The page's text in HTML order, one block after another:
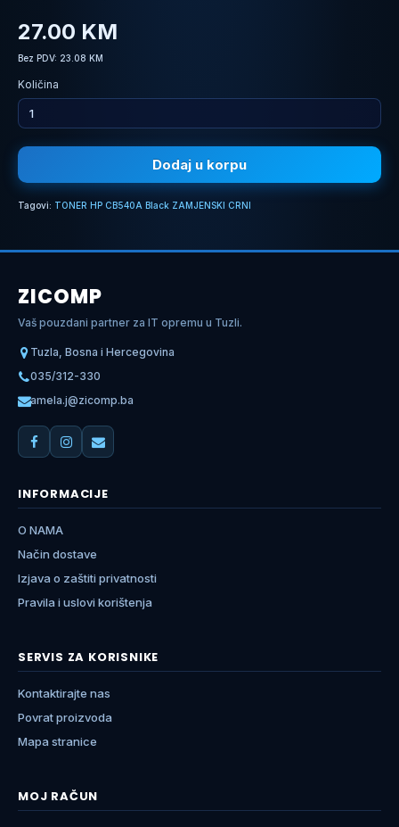
27.00 KM
Bez PDV: 23.08 KM
Količina
Dodaj u korpu
Tagovi: TONER HP CB540A Black ZAMJENSKI CRNI
ZICOMP
Vaš pouzdani partner za IT opremu u Tuzli.
Tuzla, Bosna i Hercegovina
035/312-330
amela.j@zicomp.ba
INFORMACIJE
O NAMA
Način dostave
Izjava o zaštiti privatnosti
Pravila i uslovi korištenja
SERVIS ZA KORISNIKE
Kontaktirajte nas
Povrat proizvoda
Mapa stranice
MOJ RAČUN